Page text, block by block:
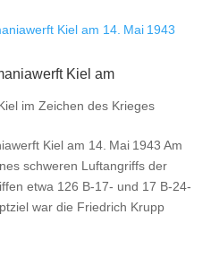
Kiel am
im Zeichen des Krieges
Kiel am 14. Mai 1943 Am
schweren Luftangriffs der
etwa 126 B‑17- und 17 B‑24-
war die Friedrich Krupp